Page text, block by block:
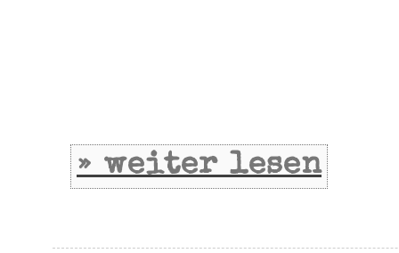
» weiter lesen